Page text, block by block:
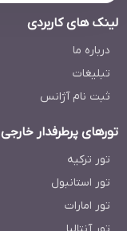
لینک های کاربردی
درباره ما
تبلیغات
ثبت نام آژانس
تورهای پرطرفدار خارجی
تور ترکیه
تور استانبول
تور امارات